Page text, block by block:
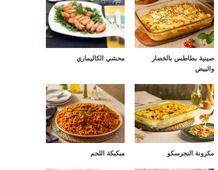
صينية بطاطس بالخضار
والبيض
محشي الكاليماري
مكرونة النجرسكو مبكبكة اللحم